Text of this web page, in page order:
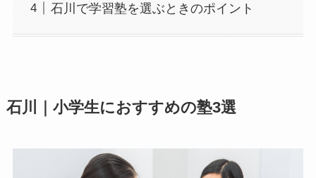
石川で学習塾を選ぶときのポイント
石川｜小学生におすすめの塾3選